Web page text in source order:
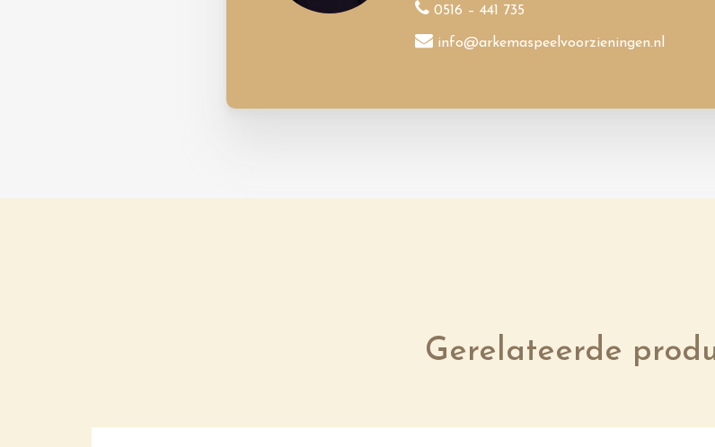
0516 – 441 735
info@arkemaspeelvoorzieningen.nl
Gerelateerde